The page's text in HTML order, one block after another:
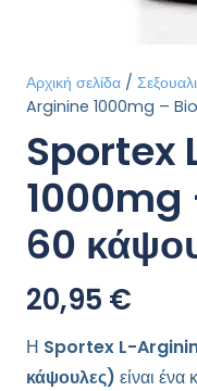
Αρχική σελίδα /
Arginine 1000mg –
Sportex
1000mg
60
20,95 €
Η Sportex L-
κάψουλες) είναι